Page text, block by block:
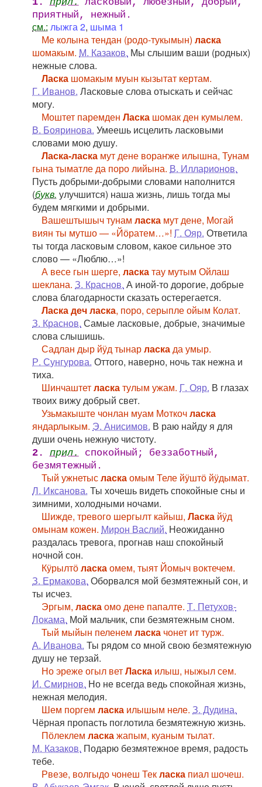
приятный, нежный.
см.: лыжга 2, шыма 1
Ме колына тендан (родо-тукымын) ласка
шомакым. М. Казаков. Мы слышим ваши (родных)
нежные слова.
Ласка шомакым муын кызытат кертам.
Г. Иванов. Ласковые слова отыскать и сейчас
могу.
Моштет паремден Ласка шомак ден кумылем.
В. Бояринова. Умеешь исцелить ласковыми
словами мою душу.
Ласка-ласка мут дене вораҥже илышна, Тунам
гына тыматле да поро лийына. В. Илларионов.
Пусть добрыми-добрыми словами наполнится
(букв. улучшится) наша жизнь, лишь тогда мы
будем мягкими и добрыми.
Вашештышыч тунам ласка мут дене, Могай
виян ты мутшо — «Йӧратем…»! Г. Ояр. Ответила
ты тогда ласковым словом, какое сильное это
слово — «Люблю…»!
А весе гын шерге, ласкатау мутым Ойлаш
шеклана. З. Краснов. А иной-то дорогие, добрые
слова благодарности сказать остерегается.
Ласка деч ласка, поро, серыпле ойым Колат.
З. Краснов. Самые ласковые, добрые, значимые
слова слышишь.
Садлан дыр йӱд тынарласкада умыр.
Р. Сунгурова. Оттого, наверно, ночь так нежна и
тиха.
Шинчаштетласкатулым ужам. Г. Ояр. В глазах
твоих вижу добрый свет.
Узьмакыште чонлан муам Моткочласка
яндарлыкым. Э. Анисимов. В раю найду я для
души очень нежную чистоту.
2. прил. спокойный; беззаботный,
безмятежный.
Тый ужнетысласкаомым Теле йӱштӧ йӱдымат.
Л. Иксанова. Ты хочешь видеть спокойные сны и
зимними, холодными ночами.
Шижде, тревого шергылт кайыш, Ласка йӱд
омынам кожен. Мирон Васлий. Неожиданно
раздалась тревога, прогнав наш спокойный
ночной сон.
Кӱрылтӧласкаомем, тыят Йомыч воктечем.
З. Ермакова. Оборвался мой безмятежный сон, и
ты исчез.
Эргым, ласкаомо дене папалте. Т. Петухов-
Локама. Мой мальчик, спи безмятежным сном.
Тый мыйын пеленем ласка чонет ит турж.
А. Иванова. Ты рядом со мной свою безмятежную
душу не терзай.
Но эреже огыл ветЛаска илыш, ныжыл сем.
И. Смирнов. Но не всегда ведь спокойная жизнь,
нежная мелодия.
Шем поргем ласка илышым неле. З. Дудина.
Чёрная пропасть поглотила безмятежную жизнь.
Пӧлеклем ласкажапым, куаным тылат.
М. Казаков. Подарю безмятежное время, радость
тебе.
Рвезе, волгыдо чонеш Текласка пиал шочеш.